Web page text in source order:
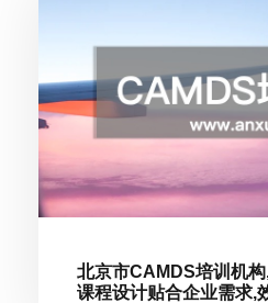
北京市CAMDS培训机
课程设计贴合企业需求,